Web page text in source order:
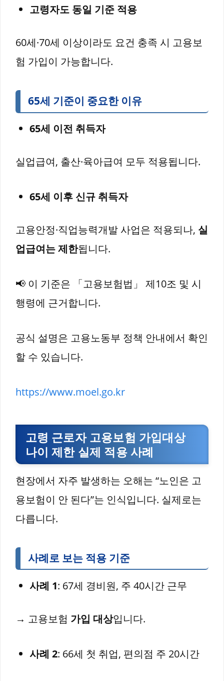
고령자도 동일 기준 적용
60세·70세 이상이라도 요건 충족 시 고용보
험 가입이 가능합니다.
65세 기준이 중요한 이유
65세 이전 취득자
실업급여, 출산·육아급여 모두 적용됩니다.
65세 이후 신규 취득자
고용안정·직업능력개발 사업은 적용되나, 실
업급여는 제한됩니다.
📢 이 기준은 「고용보험법」 제10조 및 시
행령에 근거합니다.
공식 설명은 고용노동부 정책 안내에서 확인
할 수 있습니다.
https://www.moel.go.kr
고령 근로자 고용보험 가입대상
나이 제한 실제 적용 사례
현장에서 자주 발생하는 오해는 “노인은 고
용보험이 안 된다”는 인식입니다. 실제로는
다릅니다.
사례로 보는 적용 기준
사례 1: 67세 경비원, 주 40시간 근무
→ 고용보험 가입 대상입니다.
사례 2: 66세 첫 취업, 편의점 주 20시간